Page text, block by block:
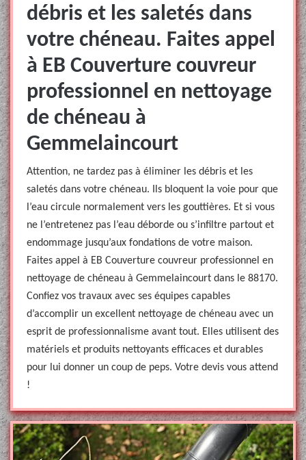
débris et les saletés dans
votre chéneau. Faites appel
à EB Couverture couvreur
professionnel en nettoyage
de chéneau à
Gemmelaincourt
Attention, ne tardez pas à éliminer les débris et les
saletés dans votre chéneau. Ils bloquent la voie pour que
l’eau circule normalement vers les gouttières. Et si vous
ne l’entretenez pas l’eau déborde ou s’infiltre partout et
endommage jusqu’aux fondations de votre maison.
Faites appel à EB Couverture couvreur professionnel en
nettoyage de chéneau à Gemmelaincourt dans le 88170.
Confiez vos travaux avec ses équipes capables
d’accomplir un excellent nettoyage de chéneau avec un
esprit de professionnalisme avant tout. Elles utilisent des
matériels et produits nettoyants efficaces et durables
pour lui donner un coup de peps. Votre devis vous attend
!